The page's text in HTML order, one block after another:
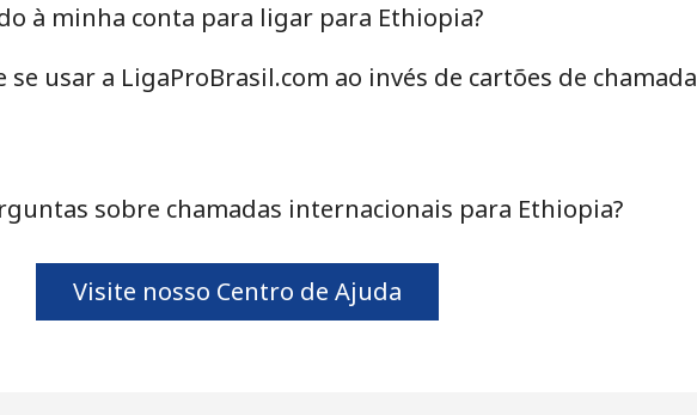
à minha conta para ligar para Ethiopia?
se usar a LigaProBrasil.com ao invés de cartões de chamada
sobre chamadas internacionais para Ethiopia?
Visite nosso Centro de Ajuda